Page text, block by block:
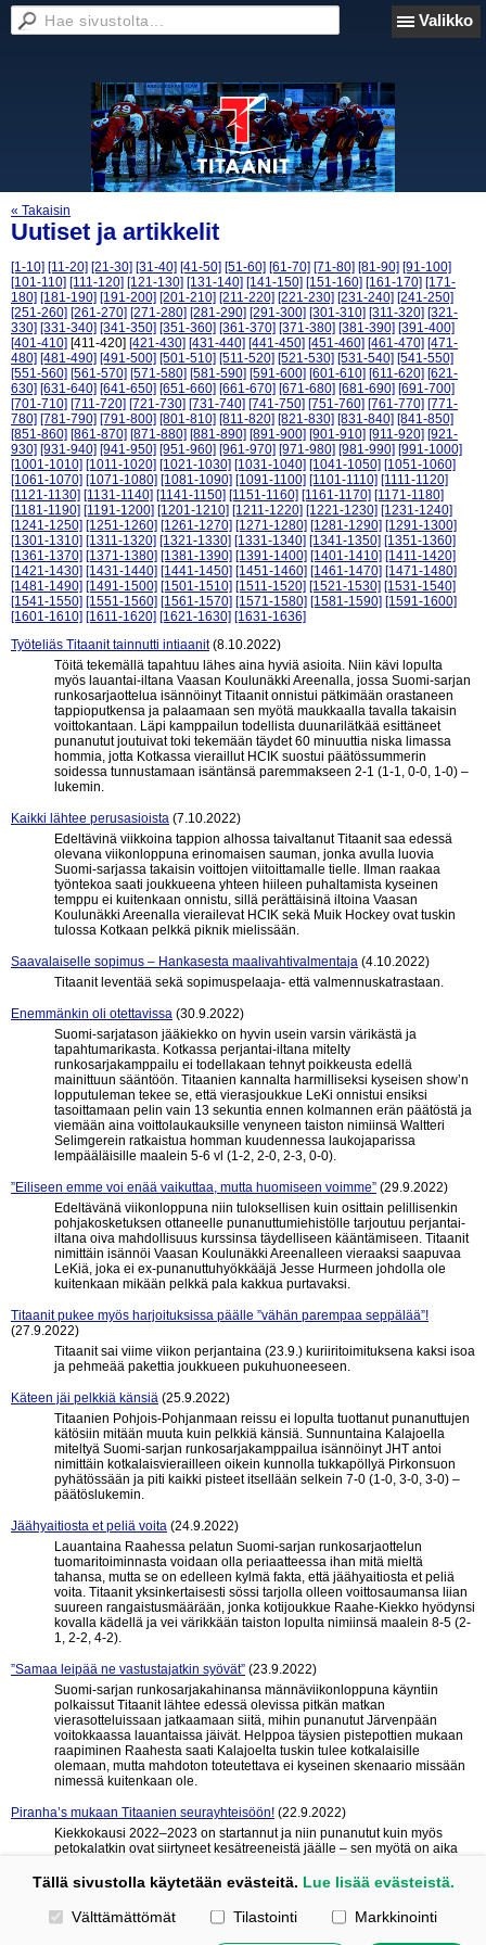
Valikko
« Takaisin
Uutiset ja artikkelit
[1-10] [11-20] [21-30] [31-40] [41-50] [51-60] [61-70] [71-80] [81-90] [91-100]
[101-110] [111-120] [121-130] [131-140] [141-150] [151-160] [161-170] [171-
180] [181-190] [191-200] [201-210] [211-220] [221-230] [231-240] [241-250]
[251-260] [261-270] [271-280] [281-290] [291-300] [301-310] [311-320] [321-
330] [331-340] [341-350] [351-360] [361-370] [371-380] [381-390] [391-400]
[401-410] [411-420] [421-430] [431-440] [441-450] [451-460] [461-470] [471-
480] [481-490] [491-500] [501-510] [511-520] [521-530] [531-540] [541-550]
[551-560] [561-570] [571-580] [581-590] [591-600] [601-610] [611-620] [621-
630] [631-640] [641-650] [651-660] [661-670] [671-680] [681-690] [691-700]
[701-710] [711-720] [721-730] [731-740] [741-750] [751-760] [761-770] [771-
780] [781-790] [791-800] [801-810] [811-820] [821-830] [831-840] [841-850]
[851-860] [861-870] [871-880] [881-890] [891-900] [901-910] [911-920] [921-
930] [931-940] [941-950] [951-960] [961-970] [971-980] [981-990] [991-1000]
[1001-1010] [1011-1020] [1021-1030] [1031-1040] [1041-1050] [1051-1060]
[1061-1070] [1071-1080] [1081-1090] [1091-1100] [1101-1110] [1111-1120]
[1121-1130] [1131-1140] [1141-1150] [1151-1160] [1161-1170] [1171-1180]
[1181-1190] [1191-1200] [1201-1210] [1211-1220] [1221-1230] [1231-1240]
[1241-1250] [1251-1260] [1261-1270] [1271-1280] [1281-1290] [1291-1300]
[1301-1310] [1311-1320] [1321-1330] [1331-1340] [1341-1350] [1351-1360]
[1361-1370] [1371-1380] [1381-1390] [1391-1400] [1401-1410] [1411-1420]
[1421-1430] [1431-1440] [1441-1450] [1451-1460] [1461-1470] [1471-1480]
[1481-1490] [1491-1500] [1501-1510] [1511-1520] [1521-1530] [1531-1540]
[1541-1550] [1551-1560] [1561-1570] [1571-1580] [1581-1590] [1591-1600]
[1601-1610] [1611-1620] [1621-1630] [1631-1636]
Työteliäs Titaanit tainnutti intiaanit (8.10.2022)
Töitä tekemällä tapahtuu lähes aina hyviä asioita. Niin kävi lopulta
myös lauantai-iltana Vaasan Koulunäkki Areenalla, jossa Suomi-sarjan
runkosarjaottelua isännöinyt Titaanit onnistui pätkimään orastaneen
tappioputkensa ja palaamaan sen myötä maukkaalla tavalla takaisin
voittokantaan. Läpi kamppailun todellista duunarilätkää esittäneet
punanutut joutuivat toki tekemään täydet 60 minuuttia niska limassa
hommia, jotta Kotkassa vieraillut HCIK suostui päätössummerin
soidessa tunnustamaan isäntänsä paremmakseen 2-1 (1-1, 0-0, 1-0) –
lukemin.
Kaikki lähtee perusasioista (7.10.2022)
Edeltävinä viikkoina tappion alhossa taivaltanut Titaanit saa edessä
olevana viikonloppuna erinomaisen sauman, jonka avulla luovia
Suomi-sarjassa takaisin voittojen viitoittamalle tielle. Ilman raakaa
työntekoa saati joukkueena yhteen hiileen puhaltamista kyseinen
temppu ei kuitenkaan onnistu, sillä perättäisinä iltoina Vaasan
Koulunäkki Areenalla vierailevat HCIK sekä Muik Hockey ovat tuskin
tulossa Kotkaan pelkkä piknik mielissään.
Saavalaiselle sopimus – Hankasesta maalivahtivalmentaja (4.10.2022)
Titaanit leventää sekä sopimuspelaaja- että valmennuskatrastaan.
Enemmänkin oli otettavissa (30.9.2022)
Suomi-sarjatason jääkiekko on hyvin usein varsin värikästä ja
tapahtumarikasta. Kotkassa perjantai-iltana mitelty
runkosarjakamppailu ei todellakaan tehnyt poikkeusta edellä
mainittuun sääntöön. Titaanien kannalta harmilliseksi kyseisen show’n
lopputuleman tekee se, että vierasjoukkue LeKi onnistui ensiksi
tasoittamaan pelin vain 13 sekuntia ennen kolmannen erän päätöstä ja
viemään aina voittolaukauksille venyneen taiston nimiinsä Waltteri
Selimgerein ratkaistua homman kuudennessa laukojaparissa
lempääläisille maalein 5-6 vl (1-2, 2-0, 2-3, 0-0).
”Eiliseen emme voi enää vaikuttaa, mutta huomiseen voimme” (29.9.2022)
Edeltävänä viikonloppuna niin tuloksellisen kuin osittain pelillisenkin
pohjakosketuksen ottaneelle punanuttumiehistölle tarjoutuu perjantai-
iltana oiva mahdollisuus kurssinsa täydelliseen kääntämiseen. Titaanit
nimittäin isännöi Vaasan Koulunäkki Areenalleen vieraaksi saapuvaa
LeKiä, joka ei ex-punanuttuhyökkääjä Jesse Hurmeen johdolla ole
kuitenkaan mikään pelkkä pala kakkua purtavaksi.
Titaanit pukee myös harjoituksissa päälle ”vähän parempaa seppälää”!
(27.9.2022)
Titaanit sai viime viikon perjantaina (23.9.) kuriiritoimituksena kaksi isoa
ja pehmeää pakettia joukkueen pukuhuoneeseen.
Käteen jäi pelkkiä känsiä (25.9.2022)
Titaanien Pohjois-Pohjanmaan reissu ei lopulta tuottanut punanuttujen
kätösiin mitään muuta kuin pelkkiä känsiä. Sunnuntaina Kalajoella
miteltyä Suomi-sarjan runkosarjakamppailua isännöinyt JHT antoi
nimittäin kotkalaisvierailleen oikein kunnolla tukkapöllyä Pirkonsuon
pyhätössään ja piti kaikki pisteet itsellään selkein 7-0 (1-0, 3-0, 3-0) –
päätöslukemin.
Jäähyaitiosta et peliä voita (24.9.2022)
Lauantaina Raahessa pelatun Suomi-sarjan runkosarjaottelun
tuomaritoiminnasta voidaan olla periaatteessa ihan mitä mieltä
tahansa, mutta se on edelleen kylmä fakta, että jäähyaitiosta et peliä
voita. Titaanit yksinkertaisesti sössi tarjolla olleen voittosaumansa liian
suureen rangaistusmäärään, jonka kotijoukkue Raahe-Kiekko hyödynsi
kovalla kädellä ja vei värikkään taiston lopulta nimiinsä maalein 8-5 (2-
1, 2-2, 4-2).
”Samaa leipää ne vastustajatkin syövät” (23.9.2022)
Suomi-sarjan runkosarjakahinansa männäviikonloppuna käyntiin
polkaissut Titaanit lähtee edessä olevissa pitkän matkan
vierasotteluissaan jatkaamaan siitä, mihin punanutut Järvenpään
voitokkaassa lauantaissa jäivät. Helppoa täysien pistepottien mukaan
raapiminen Raahesta saati Kalajoelta tuskin tulee kotkalaisille
olemaan, mutta mahdoton toteutettava ei kyseinen skenaario missään
nimessä kuitenkaan ole.
Piranha’s mukaan Titaanien seurayhteisöön! (22.9.2022)
Kiekkokausi 2022–2023 on startannut ja niin punanutut kuin myös
petokalatkin ovat siirtyneet kesätreeneistä jäälle – sen myötä on aika
seuraavat 10 »
Tällä sivustolla käytetään evästeitä. Lue lisää evästeistä.
Valitse käytettävät evästeet
Välttämättömät Tilastointi Markkinointi